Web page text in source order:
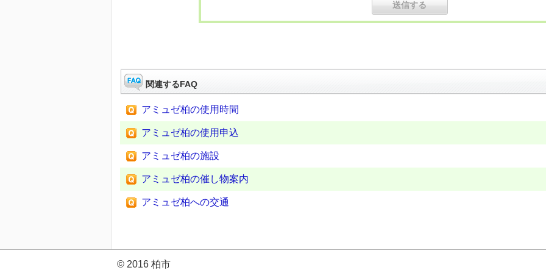
関連するFAQ
アミュゼ柏の使用時間
アミュゼ柏の使用申込
アミュゼ柏の施設
アミュゼ柏の催し物案内
アミュゼ柏への交通
© 2016 柏市